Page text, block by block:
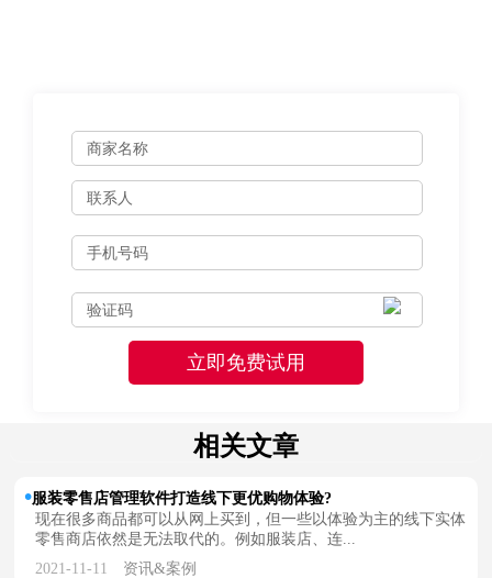
相关文章
服装零售店管理软件打造线下更优购物体验?
现在很多商品都可以从网上买到，但一些以体验为主的线下实体
零售商店依然是无法取代的。例如服装店、连...
2021-11-11 资讯&案例